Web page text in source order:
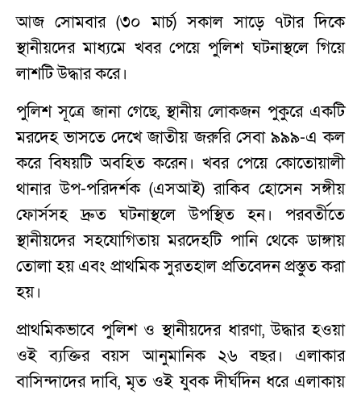
আজ সোমবার (৩০ মার্চ) সকাল সাড়ে ৭টার দিকে
স্থানীয়দের মাধ্যমে খবর পেয়ে পুলিশ ঘটনাস্থলে গিয়ে
লাশটি উদ্ধার করে।
পুলিশ সূত্রে জানা গেছে, স্থানীয় লোকজন পুকুরে একটি
মরদেহ ভাসতে দেখে জাতীয় জরুরি সেবা ৯৯৯-এ কল
করে বিষয়টি অবহিত করেন। খবর পেয়ে কোতোয়ালী
থানার উপ-পরিদর্শক (এসআই) রাকিব হোসেন সঙ্গীয়
ফোর্সসহ দ্রুত ঘটনাস্থলে উপস্থিত হন। পরবর্তীতে
স্থানীয়দের সহযোগিতায় মরদেহটি পানি থেকে ডাঙ্গায়
তোলা হয় এবং প্রাথমিক সুরতহাল প্রতিবেদন প্রস্তুত করা
হয়।
প্রাথমিকভাবে পুলিশ ও স্থানীয়দের ধারণা, উদ্ধার হওয়া
ওই ব্যক্তির বয়স আনুমানিক ২৬ বছর। এলাকার
বাসিন্দাদের দাবি, মৃত ওই যুবক দীর্ঘদিন ধরে এলাকায়